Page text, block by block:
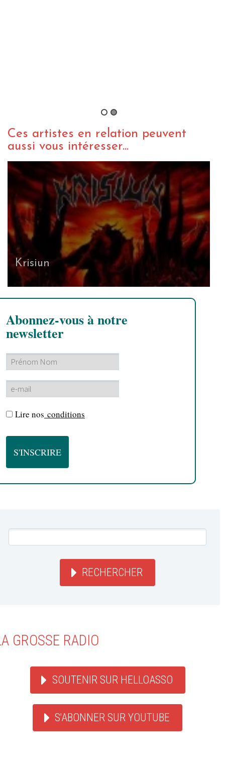
Ces artistes en relation peuvent
aussi vous intéresser...
Krisiun
Abonnez-vous à notre
newsletter
Lire nos conditions
RECHERCHER
GROSSE RADIO
SOUTENIR SUR HELLOASSO
S'ABONNER SUR YOUTUBE